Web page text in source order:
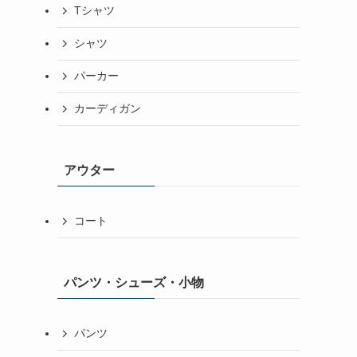
Tシャツ
シャツ
パーカー
カーディガン
アウター
コート
パンツ・シューズ・小物
パンツ